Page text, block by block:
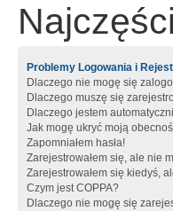
Problemy Logowania i
Dlaczego nie mogę się
Dlaczego muszę się
Dlaczego jestem
Jak mogę ukryć moją
Zapomniałem hasła!
Zarejestrowałem się, ale nie
Zarejestrowałem się kiedyś,
Czym jest COPPA?
Dlaczego nie mogę się